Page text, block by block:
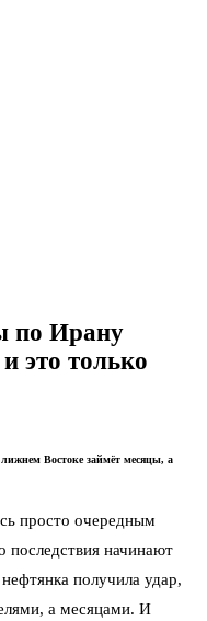
по Ирану
это только
Востоке займёт месяцы, а
просто очередным
начинают
получила удар,
а месяцами. И